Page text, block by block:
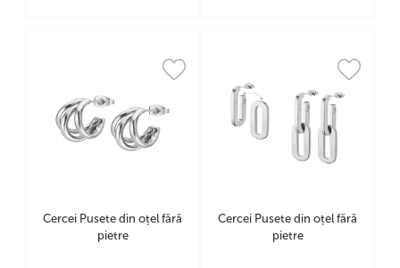
Cercei Pusete din oțel fără
pietre
Cercei Pusete din oțel fără
pietre